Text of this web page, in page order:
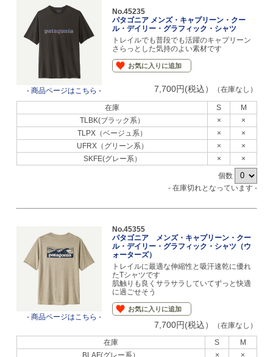
- 商品ページはこちら -
No.45235
パタゴニア メンズ・キャプリーン・クー
ル・デイリー・グラフィック・シャツ
トレイルでも普段でも活躍のキャプリーン
さらっとした気持のよい素材です
お気に入りに追加
7,700円(税込） （在庫なし）
在庫 S
M
TLBK(ブラック系）
×
×
TLPX（ベージュ系）
×
×
UFRX（グリーン系）
×
×
SKFE(グレー系）
×
×
個数
- 在庫切れとなっています -
- 商品ページはこちら -
No.45355
パタゴニア メンズ・キャプリーン・クー
ル・デイリー・グラフィック・シャツ（ウ
ォーターズ）
トレイルに最適な伸縮性と吸汗速乾に優れ
たTシャツです
肌触りも良くサラサラしていてずっと快適
に過ごせそう
お気に入りに追加
7,700円(税込）
（在庫なし）
在庫
S
M
BLAF(グレー系）
× ×